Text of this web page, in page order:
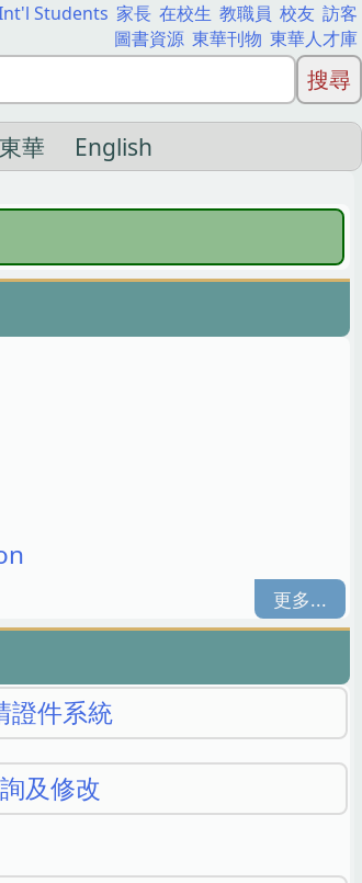
Students 家長 在校生 教職員 校友 訪客
圖書資源 東華刊物 東華人才庫
華 English
更多...
證件系統
及修改